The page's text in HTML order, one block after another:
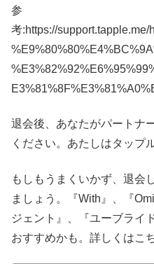
参
考:https://
退会後、あなたがパートナ
ください。あたしはタップ
もしもうまくいかず、退会
ましょう。『With』、『
ジェント』、『ユーブライ
おすすめかも。詳しくはこ